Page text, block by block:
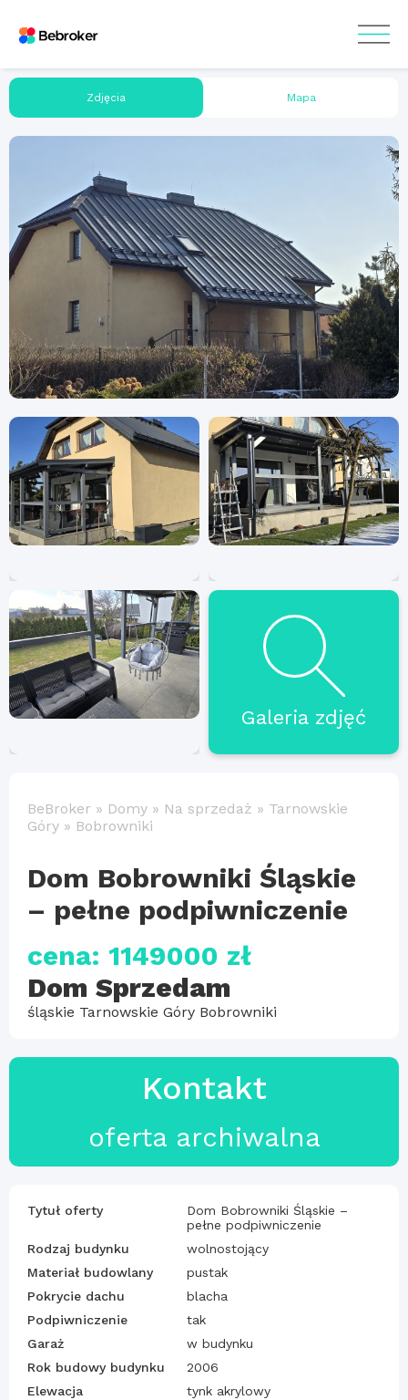
Zdjęcia Mapa
Galeria zdjęć
BeBroker » Domy » Na sprzedaż » Tarnowskie
Góry » Bobrowniki
Dom Bobrowniki Śląskie
– pełne podpiwniczenie
cena: 1149000 zł
Dom Sprzedam
śląskie Tarnowskie Góry Bobrowniki
Kontakt
oferta archiwalna
Tytuł oferty
Dom Bobrowniki Śląskie –
pełne podpiwniczenie
Rodzaj budynku
wolnostojący
Materiał budowlany
pustak
Pokrycie dachu
blacha
Podpiwniczenie
tak
Garaż
w budynku
Rok budowy budynku
2006
Elewacja
tynk akrylowy